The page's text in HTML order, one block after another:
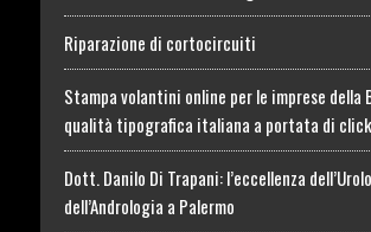
Riparazione di cortocircuiti
Stampa volantini online per le imprese della
qualità tipografica italiana a portata di click
Dott. Danilo Di Trapani: l’eccellenza
dell’Andrologia a Palermo